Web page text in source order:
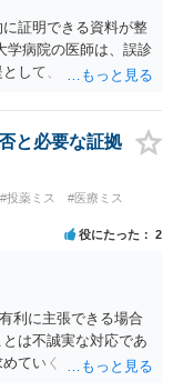
証明できる資料が整
学病院の医師は、誤診
して、 その医師はど
学病院の医師は、ど
てる弁護士もいます
ね。
と必要な証拠
#投薬ミス
#医療ミス
役にたった 2
利に主張できる場合
は不誠実な対応であ
ていくことになるか